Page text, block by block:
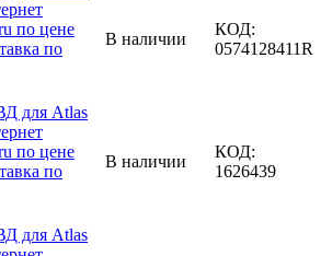
В наличии
КОД:
0574128411R
В наличии
КОД:
1626439